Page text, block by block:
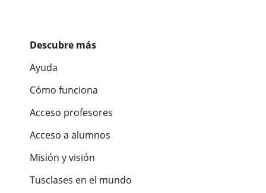
Descubre más
Ayuda
Cómo funciona
Acceso profesores
Acceso a alumnos
Misión y visión
Tusclases en el mundo